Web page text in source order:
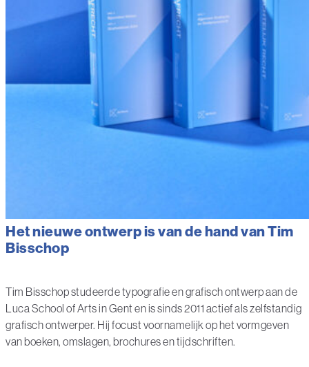
Het nieuwe ontwerp is van de hand van Tim
Bisschop
Tim Bisschop studeerde typografie en grafisch ontwerp aan de
Luca School of Arts in Gent en is sinds 2011 actief als zelfstandig
grafisch ontwerper. Hij focust voornamelijk op het vormgeven
van boeken, omslagen, brochures en tijdschriften.